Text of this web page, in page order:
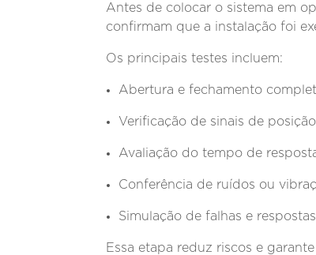
Antes de colocar o sistema em
confirmam que a instalação foi
Os principais testes incluem:
Abertura e fechamento
Verificação de sinais de
Avaliação do tempo de
Conferência de ruídos ou
Simulação de falhas e
Essa etapa reduz riscos e